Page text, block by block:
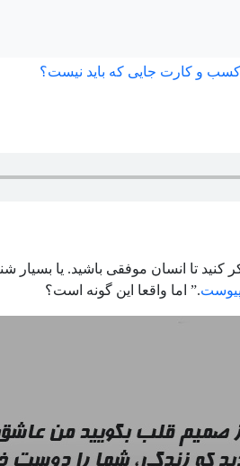
و کارت جایی که باید نیست؟
کنید تا انسان موفقی باشید. یا بسیار
.” اما واقعا این گونه است؟